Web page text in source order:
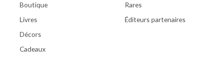
Boutique
Livres
Décors
Cadeaux
Rares
Éditeurs partenaires